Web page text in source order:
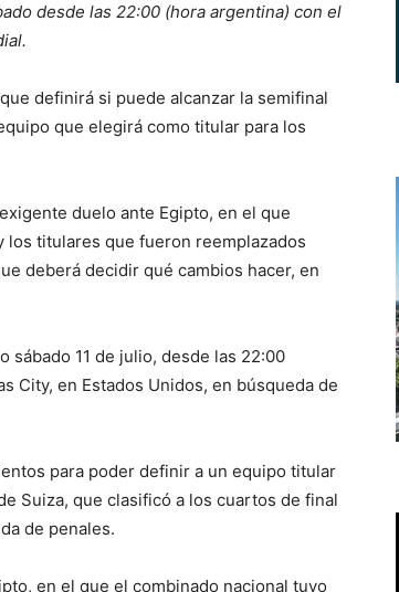
desde las 22:00 (hora argentina) con el
definirá si puede alcanzar la semifinal
que elegirá como titular para los
duelo ante Egipto, en el que
titulares que fueron reemplazados
deberá decidir qué cambios hacer, en
sábado 11 de julio, desde las 22:00
City, en Estados Unidos, en búsqueda de
para poder definir a un equipo titular
Suiza, que clasificó a los cuartos de final
de penales.
en el que el combinado nacional tuvo